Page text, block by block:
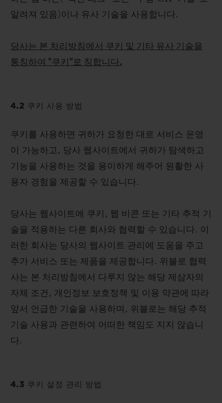
알려져 있음)이나 유사 기술을 사용합니다.
당사는 본 처리방침에서 쿠키 및 기타 유사 기술을
통칭하여 "쿠키"로 칭합니다.
4.2 쿠키 사용 방법
쿠키를 사용하면 귀하가 요청한 대로 서비스 운영
이 가능하고, 당사 웹사이트에서 귀하가 탐색하고
기능을 사용하는 것을 용이하게 해주어 원활한 사
용자 경험을 제공할 수 있습니다.
당사는 웹사이트에 쿠키, 웹 비콘 또는 기타 추적 기
술을 적용하는 다른 회사와 협력할 수 있습니다. 이
러한 회사는 당사의 웹사이트 관리에 도움을 주고
추가 서비스 또는 제품을 제공합니다. 위블로 협력
사는 본 처리방침에서 다루지 않는 해당 제삼자의
자체 조건, 개인정보 보호정책 및 이용 약관에 따라
앞서 언급한 기술을 사용하며, 위블로는 해당 추적
기술 사용과 관련하여 어떠한 책임도 지지 않습니
다.
4.3 쿠키 설정 관리 방법